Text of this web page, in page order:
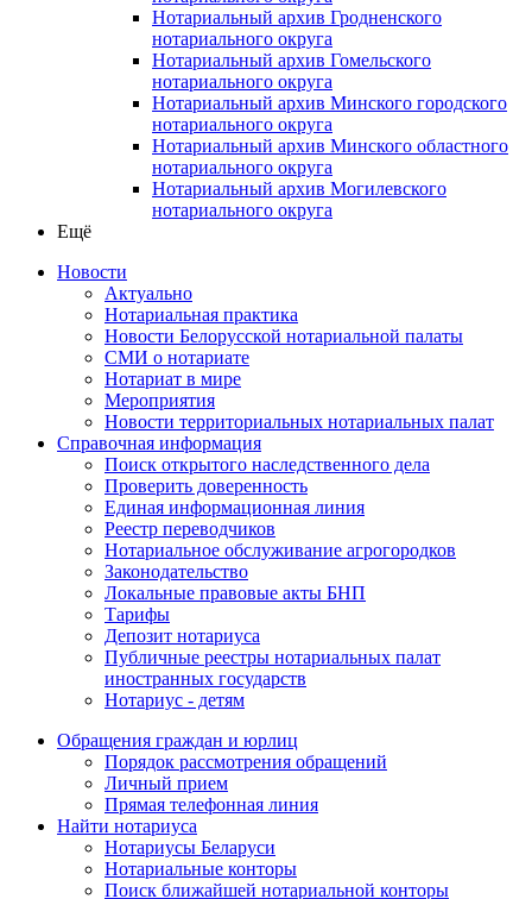
Нотариальный архив Гродненского
нотариального округа
Нотариальный архив Гомельского
нотариального округа
Нотариальный архив Минского городского
нотариального округа
Нотариальный архив Минского областного
нотариального округа
Нотариальный архив Могилевского
нотариального округа
Ещё
Новости
Актуально
Нотариальная практика
Новости Белорусской нотариальной палаты
СМИ о нотариате
Нотариат в мире
Мероприятия
Новости территориальных нотариальных палат
Справочная информация
Поиск открытого наследственного дела
Проверить доверенность
Единая информационная линия
Реестр переводчиков
Нотариальное обслуживание агрогородков
Законодательство
Локальные правовые акты БНП
Тарифы
Депозит нотариуса
Публичные реестры нотариальных палат
иностранных государств
Нотариус - детям
Обращения граждан и юрлиц
Порядок рассмотрения обращений
Личный прием
Прямая телефонная линия
Найти нотариуса
Нотариусы Беларуси
Нотариальные конторы
Поиск ближайшей нотариальной конторы